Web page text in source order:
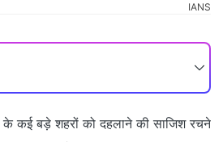
IANS
के कई बड़े शहरों को दहलाने की साजिश रचने